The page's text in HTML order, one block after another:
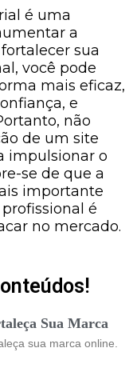
é uma
a
sua
você pode
mais eficaz,
e
não
de um site
impulsionar o
se de que a
importante
é
no mercado.
Sua Marca
sua marca online.